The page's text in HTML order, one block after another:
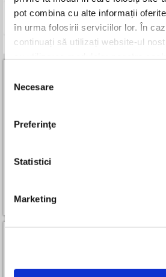
pot combina cu alte informații
în urma folosirii serviciilor lor. În
continuați să utilizați website-ul
consimțământului
Necesare
Preferinţe
Statistici
Marketing
Compara
Parteneri RURIS Premium All-in-One
Cum devin partener